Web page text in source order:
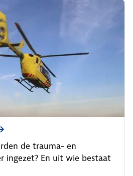
de trauma- en
ingezet? En uit wie bestaat